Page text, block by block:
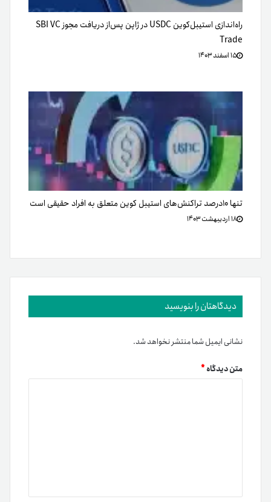
راه‌اندازی استیبل‌کوین USDC در ژاپن پس‌از دریافت مجوز SBI VC
Trade
۱۵ اسفند ۱۴۰۳
تنها ۱۰درصد تراکنش‌های استیبل کوین متعلق به افراد حقیقی است
۱۸ اردیبهشت ۱۴۰۳
دیدگاهتان را بنویسید
نشانی ایمیل شما منتشر نخواهد شد.
متن دیدگاه*